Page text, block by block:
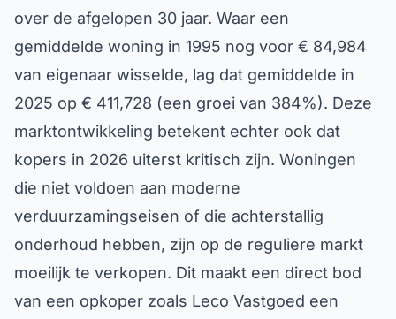
over de afgelopen 30 jaar. Waar een
gemiddelde woning in 1995 nog voor € 84,984
van eigenaar wisselde, lag dat gemiddelde in
2025 op € 411,728 (een groei van 384%). Deze
marktontwikkeling betekent echter ook dat
kopers in 2026 uiterst kritisch zijn. Woningen
die niet voldoen aan moderne
verduurzamingseisen of die achterstallig
onderhoud hebben, zijn op de reguliere markt
moeilijk te verkopen. Dit maakt een direct bod
van een opkoper zoals Leco Vastgoed een